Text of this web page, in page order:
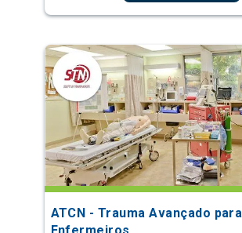
ATCN - Trauma Avançado para
Enfermeiros